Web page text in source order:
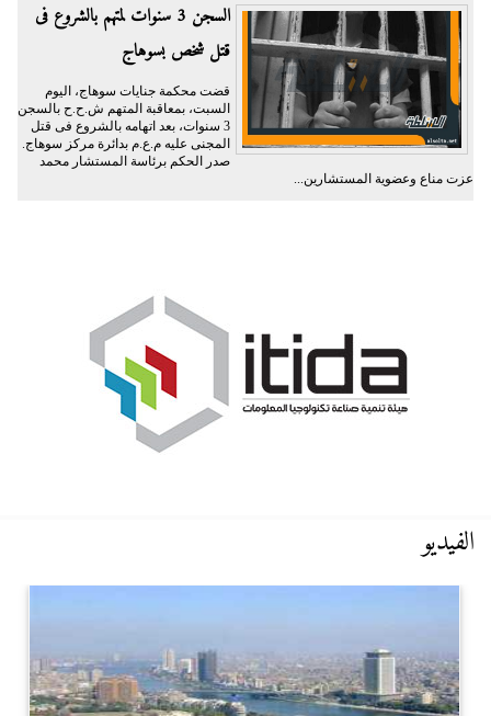
السجن 3 سنوات لمتهم بالشروع فى
قتل شخص بسوهاج
قضت محكمة جنايات سوهاج، اليوم
السبت، بمعاقبة المتهم ش.ح.ح بالسجن
3 سنوات، بعد اتهامه بالشروع فى قتل
المجنى عليه م.ع.م بدائرة مركز سوهاج.
صدر الحكم برئاسة المستشار محمد
عزت مناع وعضوية المستشارين...
الفيديو